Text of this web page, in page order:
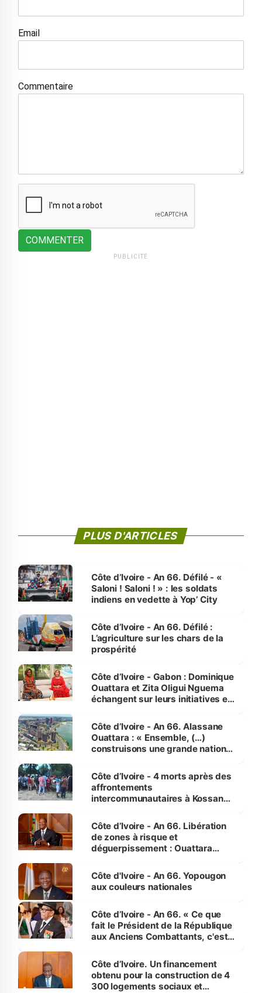
Email
Commentaire
COMMENTER
PUBLICITÉ
PLUS D'ARTICLES
Côte d’Ivoire - An 66. Défilé - «
Saloni ! Saloni ! » : les soldats
indiens en vedette à Yop’ City
Côte d’Ivoire - An 66. Défilé :
L’agriculture sur les chars de la
prospérité
Côte d’Ivoire - Gabon : Dominique
Ouattara et Zita Oligui Nguema
échangent sur leurs initiatives en
enfants
Côte d’Ivoire - An 66. Alassane
Ouattara : « Ensemble, (…)
construisons une grande nation
générations futures »
Côte d’Ivoire - 4 morts après des
affrontements
intercommunautaires à Kossandji
milieu des sinistrés
Côte d’Ivoire - An 66. Libération
de zones à risque et
déguerpissement : Ouattara
l'Etat de droit pour préserver les
vies humaines »
Côte d'Ivoire - An 66. Yopougon
aux couleurs nationales
Côte d’Ivoire - An 66. « Ce que
fait le Président de la République
aux Anciens Combattants, c'est
Côte d’Ivoire. Un financement
obtenu pour la construction de 4
300 logements sociaux et